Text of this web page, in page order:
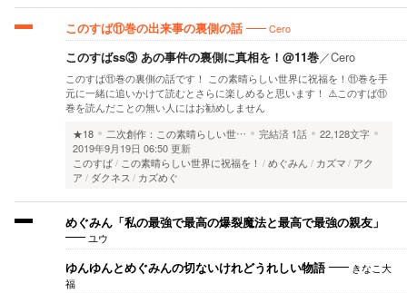
このすば⑪巻の出来事の裏側の話 Cero
このすばss③ あの事件の裏側に真相を！@11巻／Cero
このすば⑪巻の裏側の話です！ この素晴らしい世界に祝福を！⑪巻を手
元に一緒に追いかけて読むとさらに楽しめると思います！ ⚠️このすば⑪
巻を読んだことの無い人にはお勧めしません
★18
二次創作：この素晴らしい世… 完結済 1話
22,128文字
2019年9月19日 06:50 更新
このすば
この素晴らしい世界に祝福を！ めぐみん カズマ
アク
ア
ダクネス カズめぐ
めぐみん「私の最強で最高の爆裂魔法と最高で最強の親友」
ユウ
ゆんゆんとめぐみんの切ないけれどうれしい物語
きなこ大
福